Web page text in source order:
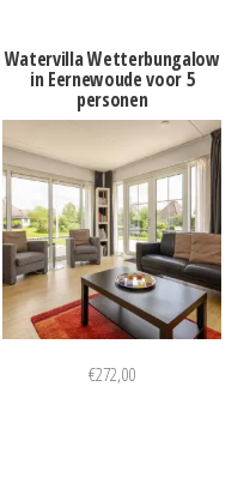
Watervilla Wetterbungalow
in Eernewoude voor 5
personen
€272,00